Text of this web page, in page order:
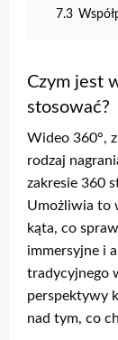
7.3
Czym jest
stosować?
Wideo 360°,
rodzaj
zakresie 360
Umożliwia to
kąta, co
immersyjne i
tradycyjnego
perspektywy
nad tym, co